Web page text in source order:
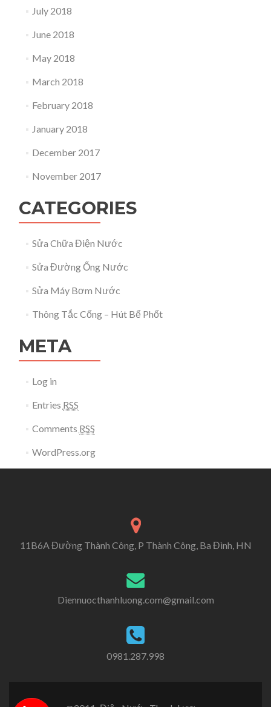
July 2018
June 2018
May 2018
March 2018
February 2018
January 2018
December 2017
November 2017
CATEGORIES
Sửa Chữa Điện Nước
Sửa Đường Ống Nước
Sửa Máy Bơm Nước
Thông Tắc Cống – Hút Bể Phốt
META
Log in
Entries RSS
Comments RSS
WordPress.org
11B6A Đường Thành Công, P Thành Công, Ba Đình, HN
Diennuocthanhluong.com@gmail.com
0981.287.998